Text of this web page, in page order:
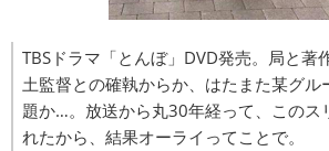
TBSドラマ「とんぼ」DVD発売。局と著
土監督との確執からか、はたまた某グル
題か…。放送から丸30年経って、このス
れたから、結果オーライってことで。